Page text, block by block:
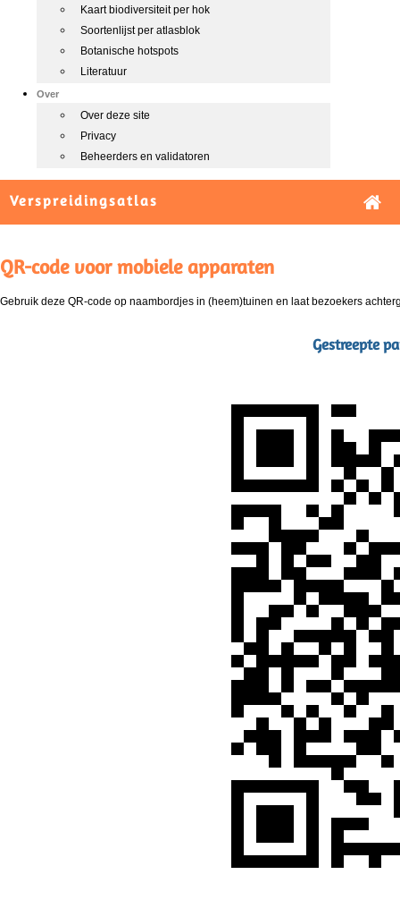
Kaart biodiversiteit per hok
Soortenlijst per atlasblok
Botanische hotspots
Literatuur
Over
Over deze site
Privacy
Beheerders en validatoren
Verspreidingsatlas
QR-code voor mobiele apparaten
Gebruik deze QR-code op naambordjes in (heem)tuinen en laat bezoekers
Gestreepte